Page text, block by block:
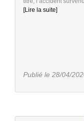
[Lire la suite]
Publié le 28/04/